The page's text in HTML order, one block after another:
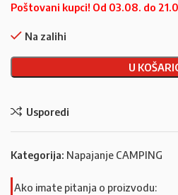
Poštovani kupci! Od 03.08. do
Na zalihi
U
Usporedi
Kategorija: Napajanje CAMPING
Ako imate pitanja o proizvodu: